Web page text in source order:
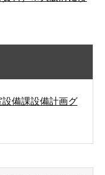
備課設備計画グ